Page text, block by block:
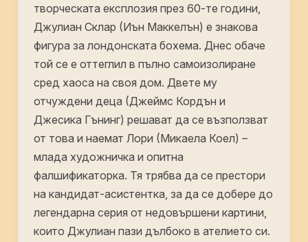
творческата експлозия през 60-те години,
Джулиан Склар (Иън Маккелън) е знакова
фигура за лондонската бохема. Днес обаче
той се е оттеглил в пълно самоизолиране
сред хаоса на своя дом. Двете му
отчуждени деца (Джеймс Кордън и
Джесика Гънинг) решават да се възползват
от това и наемат Лори (Микаела Коел) –
млада художничка и опитна
фалшификаторка. Тя трябва да се престори
на кандидат-асистентка, за да се добере до
легендарна серия от недовършени картини,
които Джулиан пази дълбоко в ателието си.